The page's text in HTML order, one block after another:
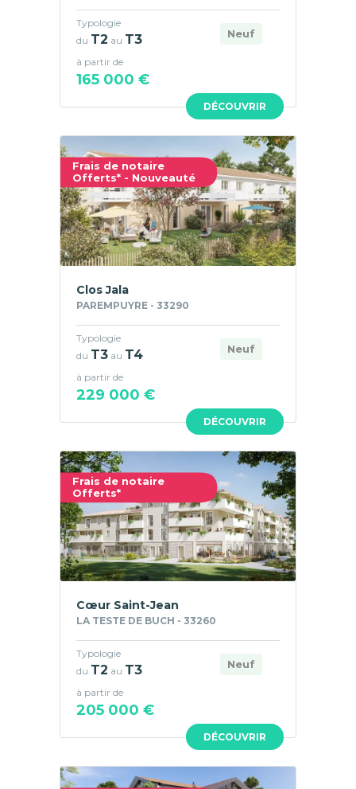
DÉCOUVRIR
Neuf
Typologie
du T2 au T3
à partir de
165 000 €
Frais de notaire
Offerts* - Nouveauté
DÉCOUVRIR
Clos Jala
PAREMPUYRE - 33290
Neuf
Typologie
du T3 au T4
à partir de
229 000 €
Frais de notaire
Offerts*
DÉCOUVRIR
Cœur Saint-Jean
LA TESTE DE BUCH - 33260
Neuf
Typologie
du T2 au T3
à partir de
205 000 €